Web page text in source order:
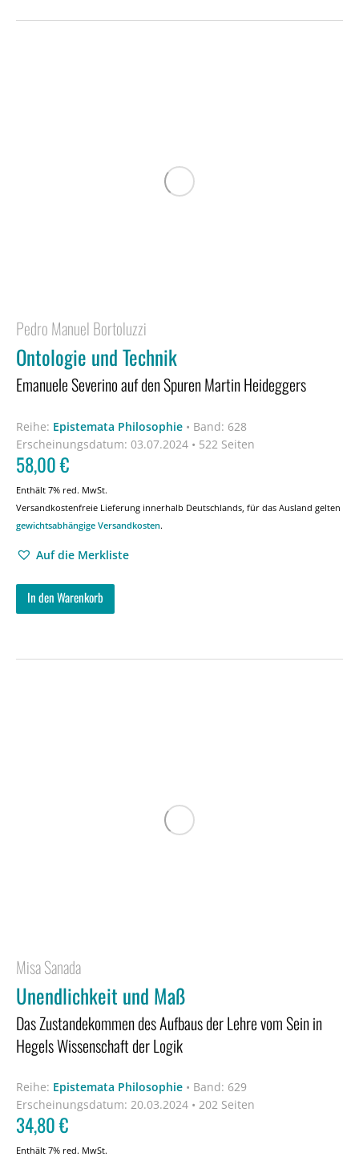
Pedro Manuel Bortoluzzi
Ontologie und Technik
Emanuele Severino auf den Spuren Martin Heideggers
Reihe: Epistemata Philosophie • Band: 628
Erscheinungsdatum: 03.07.2024 • 522 Seiten
58,00€
Enthält 7% red. MwSt.
Versandkostenfreie Lieferung innerhalb Deutschlands, für das Ausland gelten
gewichtsabhängige Versandkosten.
Auf die Merkliste
In den Warenkorb
Misa Sanada
Unendlichkeit und Maß
Das Zustandekommen des Aufbaus der Lehre vom Sein in
Hegels Wissenschaft der Logik
Reihe: Epistemata Philosophie • Band: 629
Erscheinungsdatum: 20.03.2024 • 202 Seiten
34,80€
Enthält 7% red. MwSt.